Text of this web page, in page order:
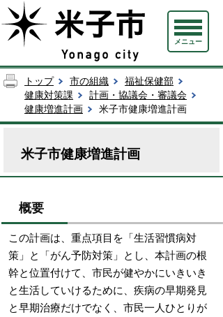
メニュー
トップ 市の組織
福祉保健部
健康対策課
計画・協議会・審議会
健康増進計画
米子市健康増進計画
米子市健康増進計画
概要
この計画は、重点項目を「生活習慣病対
策」と「がん予防対策」とし、本計画の根
幹と位置付けて、市民が健やかにいきいき
と生活していけるために、疾病の早期発見
と早期治療だけでなく、市民一人ひとりが